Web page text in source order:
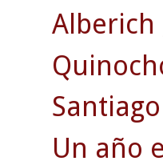
Alberich
Un año